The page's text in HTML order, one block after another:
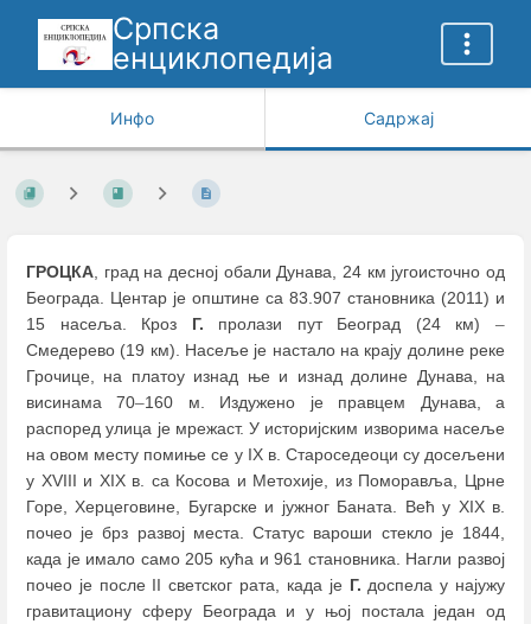
Српска
енциклопедија
Инфо Садржај
ГРОЦКА, град на десној обали Дунава, 24 км југоисточно од
Београда. Центар je општине са 83.907 становника (2011) и
15 насеља. Кроз Г. пролази пут Београд (24 км)–
Смедерево (19 км). Насеље је настало на крају долине реке
Грочице, на платоу изнад ње и изнад долине Дунава, на
висинама 70–160 м. Издужено је правцем Дунава, а
распоред улица је мрежаст. У историјским изворима насеље
на овом месту помиње се у IX в. Староседеоци су досељени
у XVIII и XIX в. са Косова и Метохије, из Поморавља, Црне
Горе, Херцеговине, Бугарске и јужног Баната. Већ у XIX в.
почео је брз развој места. Статус вароши стекло је 1844,
када је ималo само 205 кућа и 961 становникa. Нагли развој
почео је после II светског рата, када је Г. доспела у најужу
гравитациону сферу Београда и у њој постала један од